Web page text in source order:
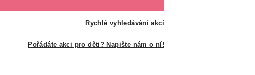
Rychlé vyhledávání akcí
Pořádáte akci pro děti? Napište nám o ní!